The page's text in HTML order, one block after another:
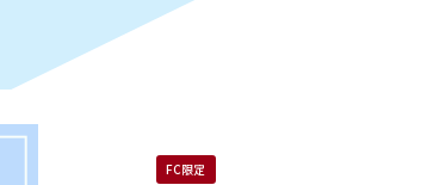
FC限定